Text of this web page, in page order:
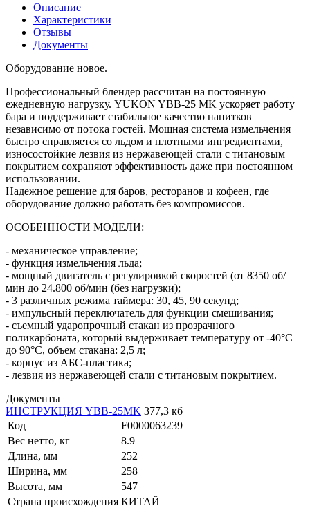
Описание
Характеристики
Отзывы
Документы
Оборудование новое.
Профессиональный блендер рассчитан на постоянную
ежедневную нагрузку. YUKON YBB-25 MK ускоряет работу
бара и поддерживает стабильное качество напитков
независимо от потока гостей. Мощная система измельчения
быстро справляется со льдом и плотными ингредиентами,
износостойкие лезвия из нержавеющей стали с титановым
покрытием сохраняют эффективность даже при постоянном
использовании.
Надежное решение для баров, ресторанов и кофеен, где
оборудование должно работать без компромиссов.
ОСОБЕННОСТИ МОДЕЛИ:
- механическое управление;
- функция измельчения льда;
- мощный двигатель с регулировкой скоростей (от 8350 об/
мин до 24.800 об/мин (без нагрузки);
- 3 различных режима таймера: 30, 45, 90 секунд;
- импульсный переключатель для функции смешивания;
- съемный ударопрочный стакан из прозрачного
поликарбоната, который выдерживает температуру от -40°C
до 90°C, объем стакана: 2,5 л;
- корпус из АБС-пластика;
- лезвия из нержавеющей стали с титановым покрытием.
Документы
ИНСТРУКЦИЯ YBB-25MK 377,3 кб
Код
F0000063239
Вес нетто, кг
8.9
Длина, мм
252
Ширина, мм
258
Высота, мм
547
Страна происхождения КИТАЙ